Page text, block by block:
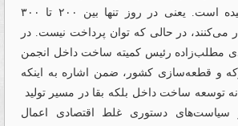
۱۴۸میلیارد تومان رسیده است. یعنی در روز تنها بین ۲۰۰ تا ۳۰۰
می‌‌‌کنند، در حالی که توان پرداخت نیست. در
مطلب‌‌‌زاده رئیس کمیته ساخت داخل انجمن
و قطعه‌‌‌سازی کشور، ضمن اشاره به اینکه
توسعه ساخت داخل بلکه بقا در مسیر تولید
سیاست‌های دستوری غلط اقتصادی اعمال